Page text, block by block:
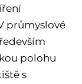
průmyslové
polohu
s